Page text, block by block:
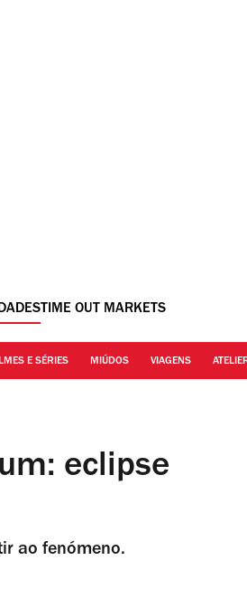
TIME OUT MARKETS
E SÉRIES MIÚDOS VIAGENS
eclipse
ao fenómeno.